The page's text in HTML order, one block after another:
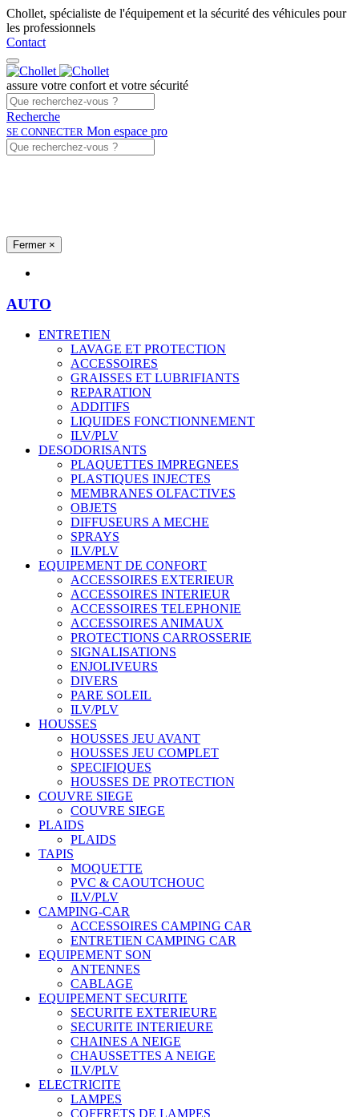
Chollet, spécialiste de l'équipement et la sécurité des véhicules pour
les professionnels
Contact
assure votre confort et votre sécurité
Recherche
SE CONNECTER Mon espace pro
Fermer ×
AUTO
ENTRETIEN
LAVAGE ET PROTECTION
ACCESSOIRES
GRAISSES ET LUBRIFIANTS
REPARATION
ADDITIFS
LIQUIDES FONCTIONNEMENT
ILV/PLV
DESODORISANTS
PLAQUETTES IMPREGNEES
PLASTIQUES INJECTES
MEMBRANES OLFACTIVES
OBJETS
DIFFUSEURS A MECHE
SPRAYS
ILV/PLV
EQUIPEMENT DE CONFORT
ACCESSOIRES EXTERIEUR
ACCESSOIRES INTERIEUR
ACCESSOIRES TELEPHONIE
ACCESSOIRES ANIMAUX
PROTECTIONS CARROSSERIE
SIGNALISATIONS
ENJOLIVEURS
DIVERS
PARE SOLEIL
ILV/PLV
HOUSSES
HOUSSES JEU AVANT
HOUSSES JEU COMPLET
SPECIFIQUES
HOUSSES DE PROTECTION
COUVRE SIEGE
COUVRE SIEGE
PLAIDS
PLAIDS
TAPIS
MOQUETTE
PVC & CAOUTCHOUC
ILV/PLV
CAMPING-CAR
ACCESSOIRES CAMPING CAR
ENTRETIEN CAMPING CAR
EQUIPEMENT SON
ANTENNES
CABLAGE
EQUIPEMENT SECURITE
SECURITE EXTERIEURE
SECURITE INTERIEURE
CHAINES A NEIGE
CHAUSSETTES A NEIGE
ILV/PLV
ELECTRICITE
LAMPES
COFFRETS DE LAMPES